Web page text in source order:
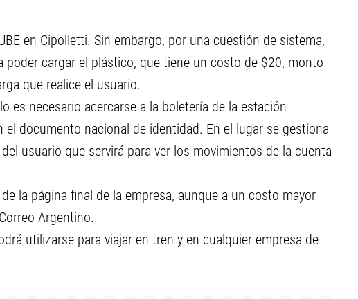
en Cipolletti. Sin embargo, por una cuestión de sistema,
poder cargar el plástico, que tiene un costo de $20, monto
que realice el usuario.
es necesario acercarse a la boletería de la estación
el documento nacional de identidad. En el lugar se gestiona
usuario que servirá para ver los movimientos de la cuenta
la página final de la empresa, aunque a un costo mayor
Argentino.
utilizarse para viajar en tren y en cualquier empresa de